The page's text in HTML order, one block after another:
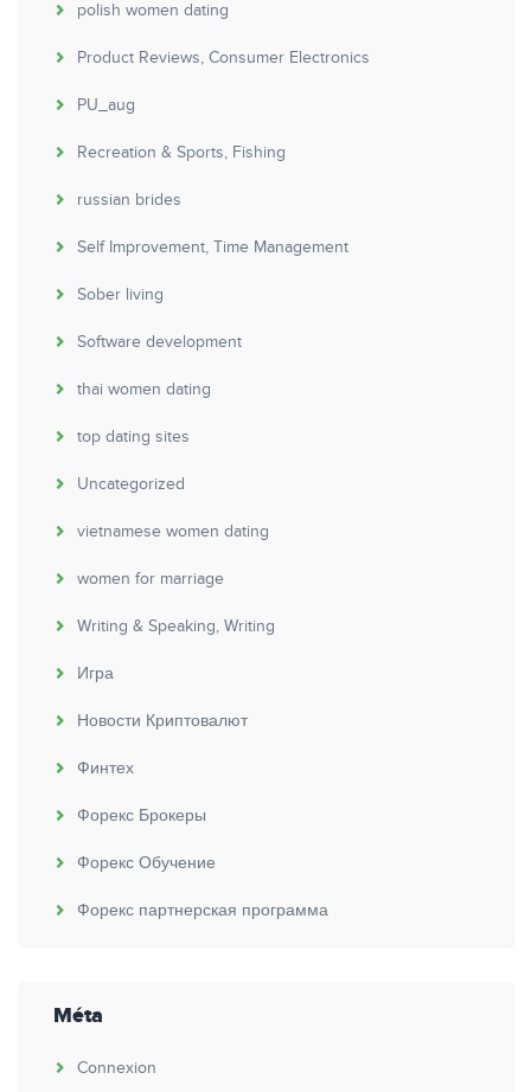
polish women dating
Product Reviews, Consumer Electronics
PU_aug
Recreation & Sports, Fishing
russian brides
Self Improvement, Time Management
Sober living
Software development
thai women dating
top dating sites
Uncategorized
vietnamese women dating
women for marriage
Writing & Speaking, Writing
Игра
Новости Криптовалют
Финтех
Форекс Брокеры
Форекс Обучение
Форекс партнерская программа
Méta
Connexion